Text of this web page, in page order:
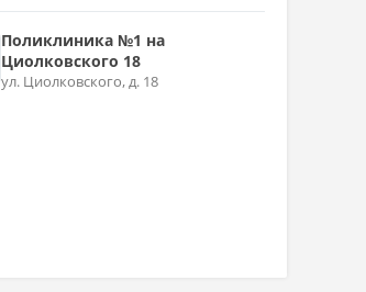
Поликлиника №1 на
Циолковского 18
ул. Циолковского, д. 18